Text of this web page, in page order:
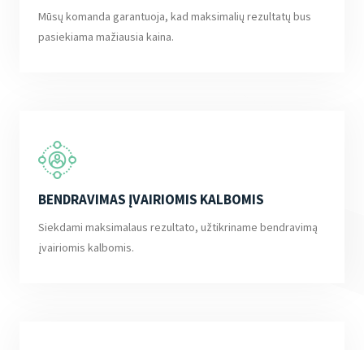
Mūsų komanda garantuoja, kad maksimalių rezultatų bus
pasiekiama mažiausia kaina.
BENDRAVIMAS ĮVAIRIOMIS KALBOMIS
Siekdami maksimalaus rezultato, užtikriname bendravimą
įvairiomis kalbomis.